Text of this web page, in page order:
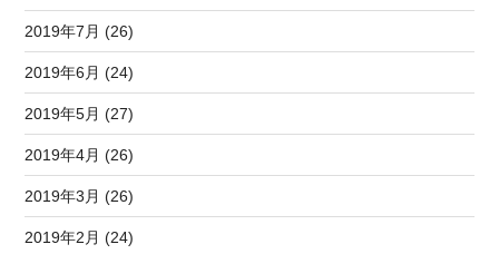
2019年7月 (26)
2019年6月 (24)
2019年5月 (27)
2019年4月 (26)
2019年3月 (26)
2019年2月 (24)